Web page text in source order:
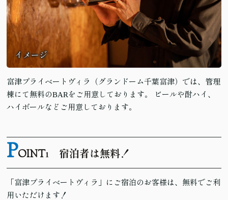
イメージ
富津プライベートヴィラ（グランドーム千葉富津）では、管理
棟にて無料のBARをご用意しております。 ビールや酎ハイ、
ハイボールなどご用意しております。
POINT1 宿泊者は無料！
「富津プライベートヴィラ」にご宿泊のお客様は、無料でご利
用いただけます！